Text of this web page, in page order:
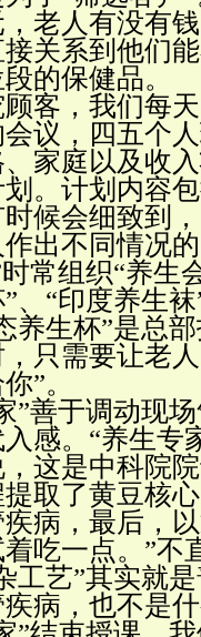
老人有没有
关系到他们
的保健品。
客，我们每
议，四五个
家庭以及收
。计划内容
候会细致到
出不同情况
常组织“养生
、“印度养生
养生杯”是总
，只需要让老
”。
”善于调动现
感。“养生专
这是中科院
取了黄豆核
病，最后，
吃一点。”不
工艺”其实就
病，也不是